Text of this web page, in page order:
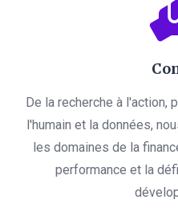
De la recherche à l'action,
l'humain et la données,
les domaines de la
performance et la